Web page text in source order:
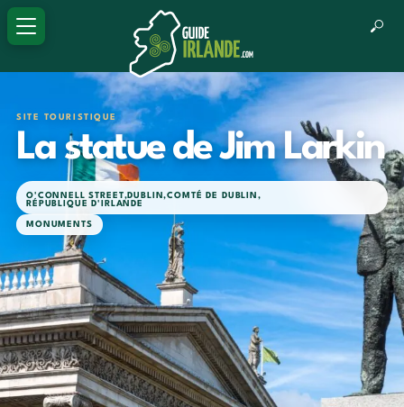
SITE TOURISTIQUE
La statue de Jim Larkin
O'CONNELL STREET, DUBLIN,COMTÉ DE DUBLIN,
RÉPUBLIQUE D'IRLANDE
MONUMENTS